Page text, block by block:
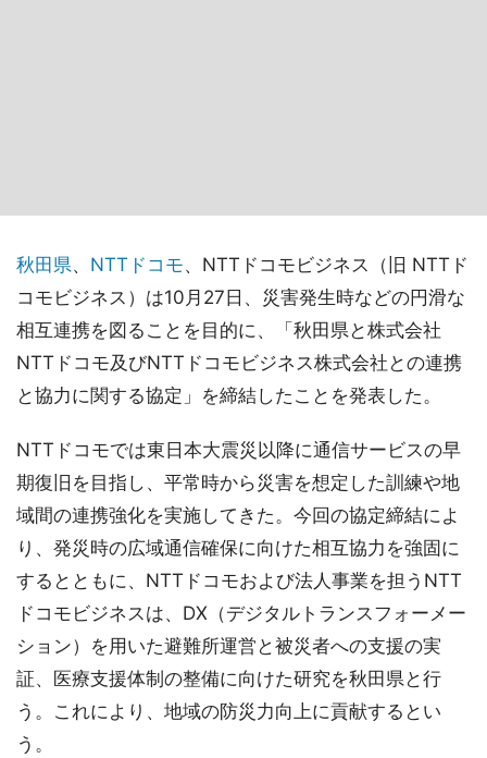
秋田県、 NTTドコモ、NTTドコモビジネス（旧 NTTド
コモビジネス）は10月27日、災害発生時などの円滑な
相互連携を図ることを目的に、「秋田県と株式会社
NTTドコモ及びNTTドコモビジネス株式会社との連携
と協力に関する協定」を締結したことを発表した。
NTTドコモでは東日本大震災以降に通信サービスの早
期復旧を目指し、平常時から災害を想定した訓練や地
域間の連携強化を実施してきた。今回の協定締結によ
り、発災時の広域通信確保に向けた相互協力を強固に
するとともに、NTTドコモおよび法人事業を担うNTT
ドコモビジネスは、DX（デジタルトランスフォーメー
ション）を用いた避難所運営と被災者への支援の実
証、医療支援体制の整備に向けた研究を秋田県と行
う。これにより、地域の防災力向上に貢献するとい
う。